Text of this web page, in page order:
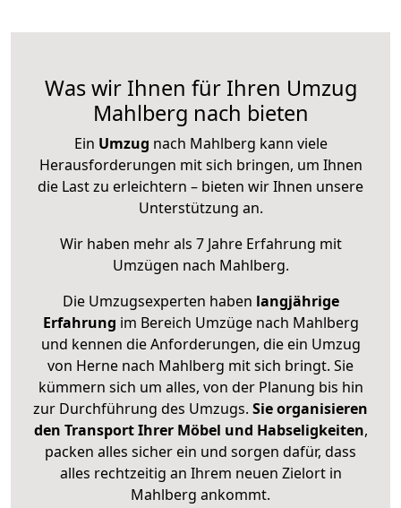
Was wir Ihnen für Ihren Umzug
Mahlberg nach bieten
Ein Umzug nach Mahlberg kann viele
Herausforderungen mit sich bringen, um Ihnen
die Last zu erleichtern – bieten wir Ihnen unsere
Unterstützung an.
Wir haben mehr als 7 Jahre Erfahrung mit
Umzügen nach Mahlberg.
Die Umzugsexperten haben langjährige
Erfahrung im Bereich Umzüge nach Mahlberg
und kennen die Anforderungen, die ein Umzug
von Herne nach Mahlberg mit sich bringt. Sie
kümmern sich um alles, von der Planung bis hin
zur Durchführung des Umzugs. Sie organisieren
den Transport Ihrer Möbel und Habseligkeiten,
packen alles sicher ein und sorgen dafür, dass
alles rechtzeitig an Ihrem neuen Zielort in
Mahlberg ankommt.